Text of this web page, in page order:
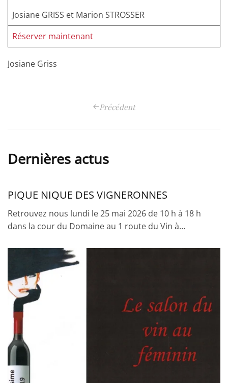
Josiane GRISS et Marion STROSSER
Réserver maintenant
Josiane Griss
Précédent
Dernières actus
PIQUE NIQUE DES VIGNERONNES
Retrouvez nous lundi le 25 mai 2026 de 10 h à 18 h
dans la cour du Domaine au 1 route du Vin à…